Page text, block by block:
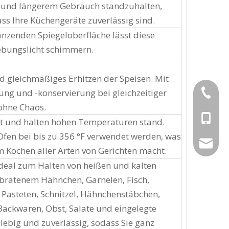
längerem Gebrauch standzuhalten,
Ihre Küchengeräte zuverlässig sind.
Spiegeloberfläche lässt diese
schimmern.
gleichmäßiges Erhitzen der Speisen. Mit
und -konservierung bei gleichzeitiger
Chaos.
und halten hohen Temperaturen stand.
bei bis zu 356 °F verwendet werden, was
aller Arten von Gerichten macht.
zum Halten von heißen und kalten
Hähnchen, Garnelen, Fisch,
Schnitzel, Hähnchenstäbchen,
Obst, Salate und eingelegte
und zuverlässig, sodass Sie ganz
+86-